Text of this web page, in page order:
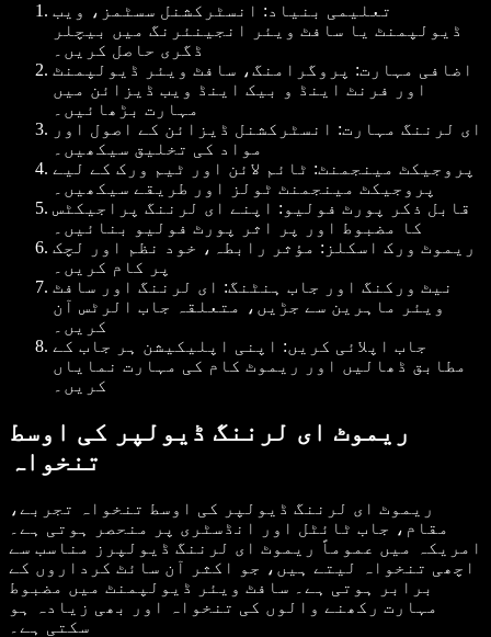
تعلیمی بنیاد: انسٹرکشنل سسٹمز، ویب
ڈیولپمنٹ یا سافٹ ویئر انجینئرنگ میں بیچلر
ڈگری حاصل کریں۔
اضافی مہارت: پروگرامنگ، سافٹ ویئر ڈیولپمنٹ
اور فرنٹ اینڈ و بیک اینڈ ویب ڈیزائن میں
مہارت بڑھائیں۔
ای لرننگ مہارت: انسٹرکشنل ڈیزائن کے اصول اور
مواد کی تخلیق سیکھیں۔
پروجیکٹ مینجمنٹ: ٹائم لائن اور ٹیم ورک کے لیے
پروجیکٹ مینجمنٹ ٹولز اور طریقے سیکھیں۔
قابل ذکر پورٹ فولیو: اپنے ای لرننگ پراجیکٹس
کا مضبوط اور پر اثر پورٹ فولیو بنائیں۔
ریموٹ ورک اسکلز: مؤثر رابطہ، خود نظم اور لچک
پر کام کریں۔
نیٹ ورکنگ اور جاب ہنٹنگ: ای لرننگ اور سافٹ
ویئر ماہرین سے جڑیں، متعلقہ جاب الرٹس آن
کریں۔
جاب اپلائی کریں: اپنی اپلیکیشن ہر جاب کے
مطابق ڈھالیں اور ریموٹ کام کی مہارت نمایاں
کریں۔
ریموٹ ای لرننگ ڈیولپر کی اوسط
تنخواہ
ریموٹ ای لرننگ ڈیولپر کی اوسط تنخواہ تجربے،
مقام، جاب ٹائٹل اور انڈسٹری پر منحصر ہوتی ہے۔
امریکہ میں عموماً ریموٹ ای لرننگ ڈیولپرز مناسب سے
اچھی تنخواہ لیتے ہیں، جو اکثر آن سائٹ کرداروں کے
برابر ہوتی ہے۔ سافٹ ویئر ڈیولپمنٹ میں مضبوط
مہارت رکھنے والوں کی تنخواہ اور بھی زیادہ ہو
سکتی ہے۔